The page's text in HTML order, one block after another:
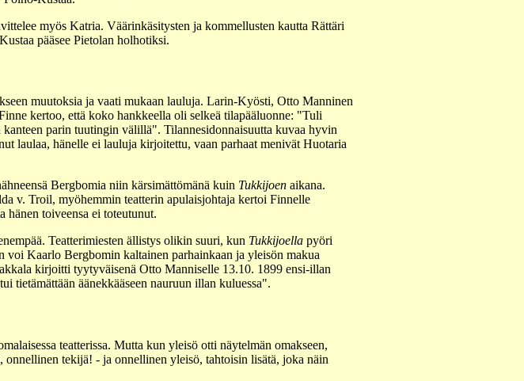
myös Katria. Väärinkäsitysten ja kommellusten kautta Rättäri
pääsee Pietolan holhotiksi.
muutoksia ja vaati mukaan lauluja. Larin-Kyösti, Otto Manninen
kertoo, että koko hankkeella oli selkeä tilapääluonne: "Tuli
parin tuutingin välillä". Tilannesidonnaisuutta kuvaa hyvin
laulaa, hänelle ei lauluja kirjoitettu, vaan parhaat menivät Huotaria
Bergbomia niin kärsimättömänä kuin Tukkijoenaikana.
v. Troil, myöhemmin teatterin apulaisjohtaja kertoi Finnelle
hänen toiveensa ei toteutunut.
Teatterimiesten ällistys olikin suuri, kun Tukkijoellapyöri
voi Kaarlo Bergbomin kaltainen parhainkaan ja yleisön makua
kirjoitti tyytyväisenä Otto Manniselle 13.10. 1899 ensi-illan
tietämättään äänekkääseen nauruun illan kuluessa".
teatterissa. Mutta kun yleisö otti näytelmän omakseen,
tekijä! - ja onnellinen yleisö, tahtoisin lisätä, joka näin